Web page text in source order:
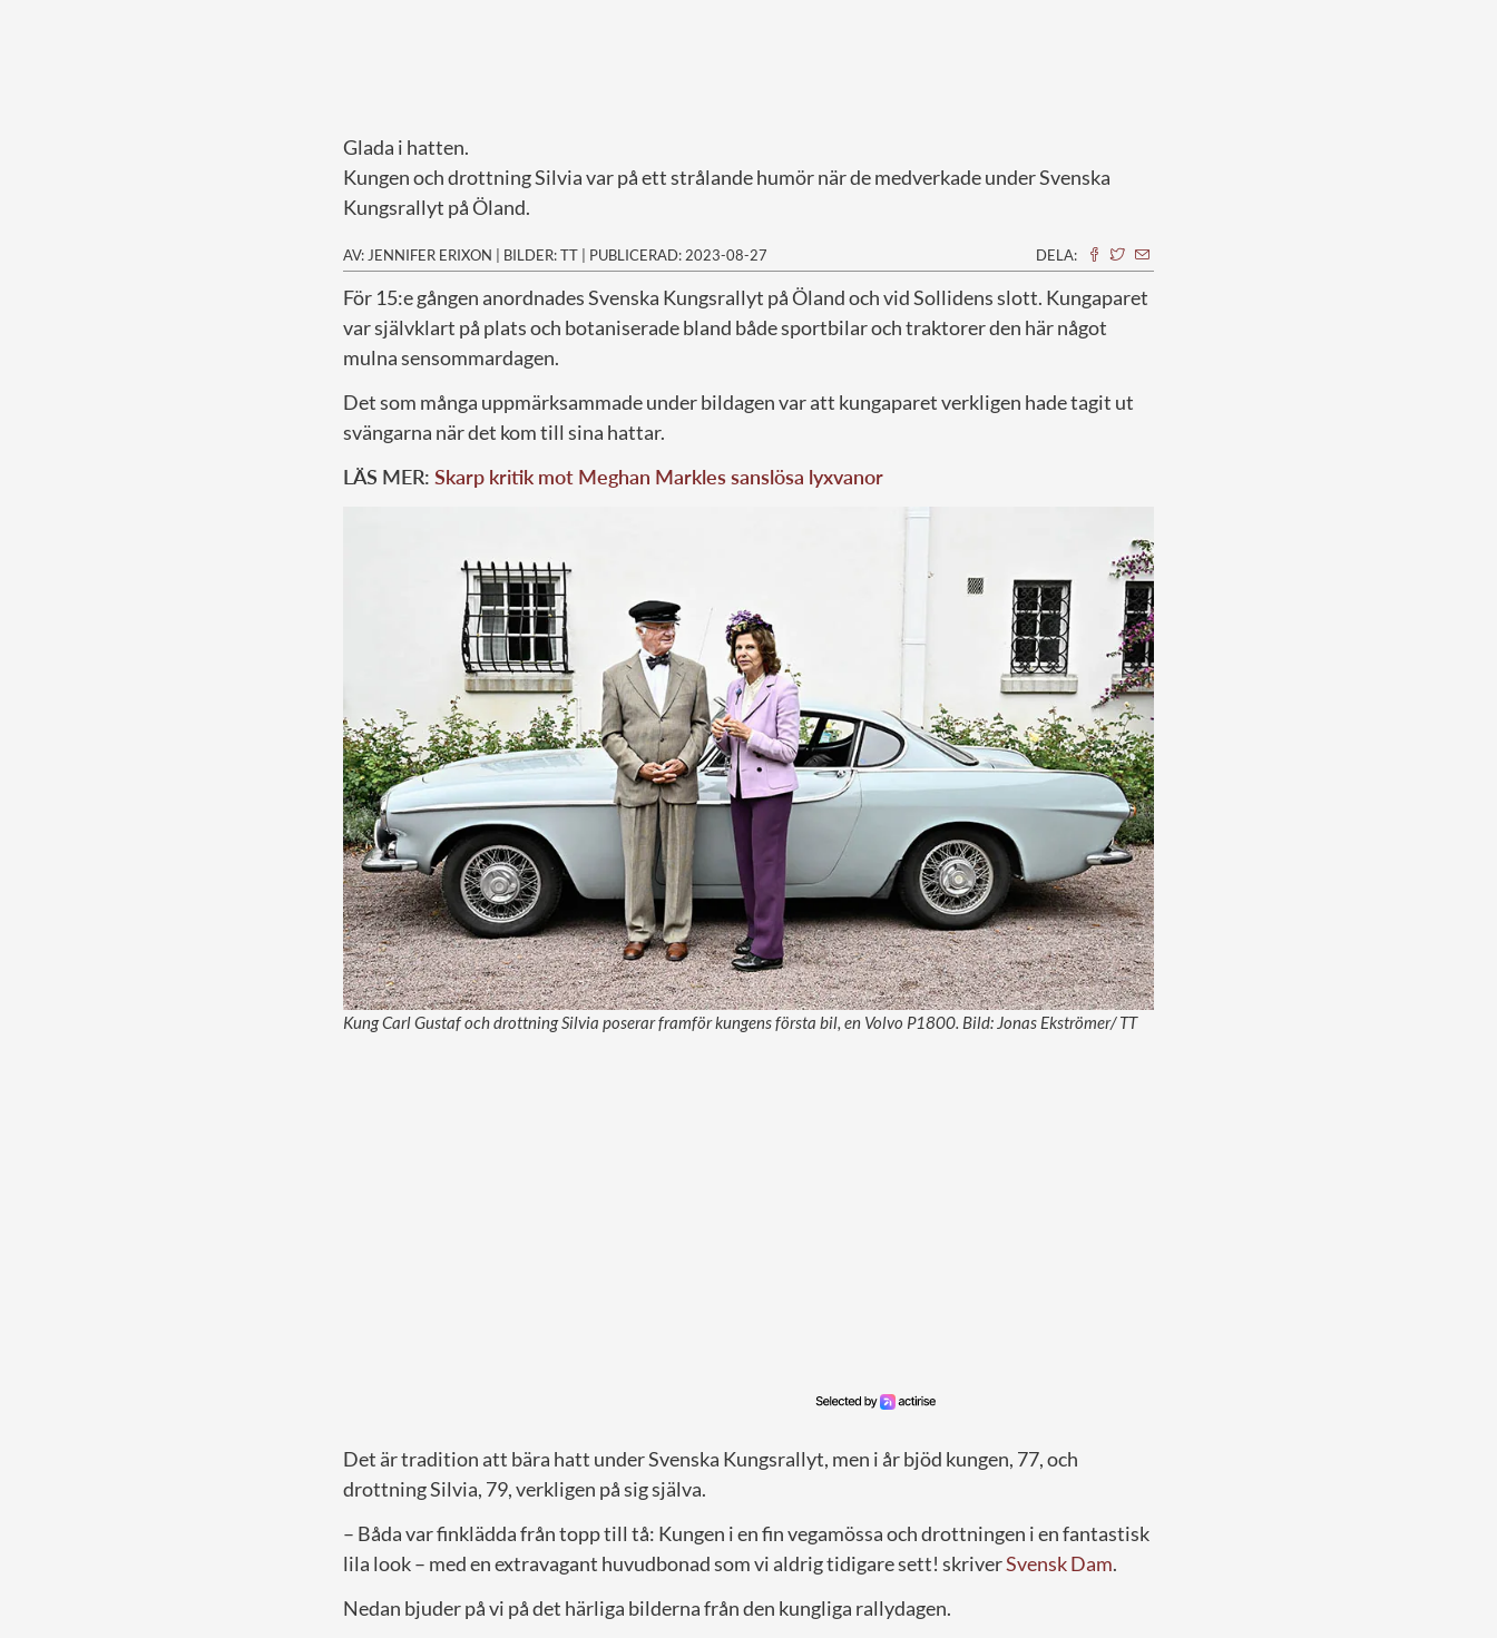
Glada i hatten.
Kungen och drottning Silvia var på ett strålande humör när de medverkade under Svenska
Kungsrallyt på Öland.
AV: JENNIFER ERIXON | BILDER: TT | PUBLICERAD: 2023-08-27 DELA:
För 15:e gången anordnades Svenska Kungsrallyt på Öland och vid Sollidens slott. Kungaparet
var självklart på plats och botaniserade bland både sportbilar och traktorer den här något
mulna sensommardagen.
Det som många uppmärksammade under bildagen var att kungaparet verkligen hade tagit ut
svängarna när det kom till sina hattar.
LÄS MER: Skarp kritik mot Meghan Markles sanslösa lyxvanor
Kung Carl Gustaf och drottning Silvia poserar framför kungens första bil, en Volvo P1800. Bild: Jonas Ekströmer/ TT
Det är tradition att bära hatt under Svenska Kungsrallyt, men i år bjöd kungen, 77, och
drottning Silvia, 79, verkligen på sig själva.
– Båda var finklädda från topp till tå: Kungen i en fin vegamössa och drottningen i en fantastisk
lila look – med en extravagant huvudbonad som vi aldrig tidigare sett! skriverSvensk Dam.
Nedan bjuder på vi på det härliga bilderna från den kungliga rallydagen.